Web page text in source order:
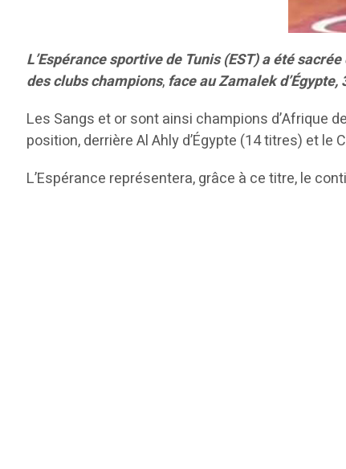
L’Espérance sportive de Tunis (EST) a été
des clubs champions,face au Zamalek
Les Sangs et or sont ainsi champions d’Afrique
position, derrière Al Ahly d’Égypte (14 titres) et
L’Espérance représentera, grâce à ce titre, le